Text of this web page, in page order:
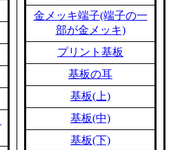
金メッキ端子(端子の一
部が金メッキ)
プリント基板
基板の耳
基板(上)
基板(中)
基板(下)